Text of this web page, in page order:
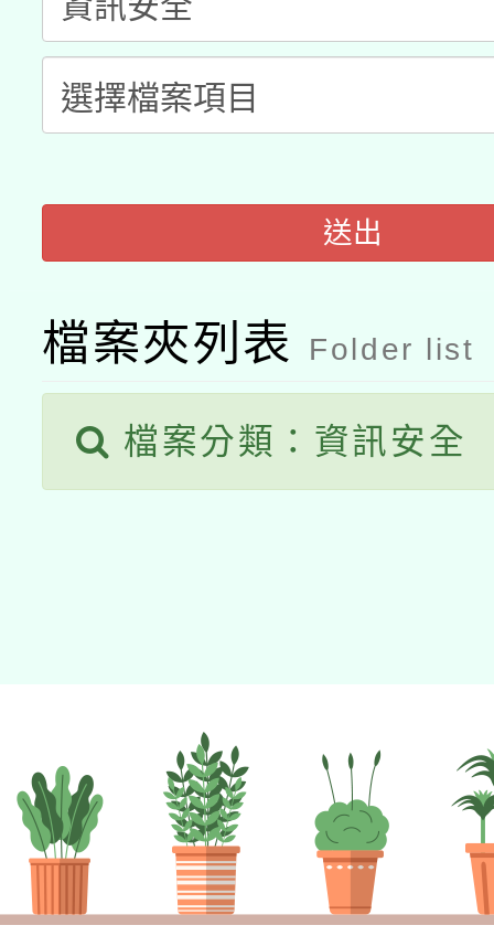
礎課程
A3數位素養講師名單
「數位內容與教學軟體
pilot」
有關大陸委員會函釋公
薪期間赴陸應申請許可
業技術研究院辦理「
用水績優單位及節水達
動」
115年8月22日(星期六
開 智慧啟航」
送出
檔案夾列表 Folder list
檔案分類：資訊安全